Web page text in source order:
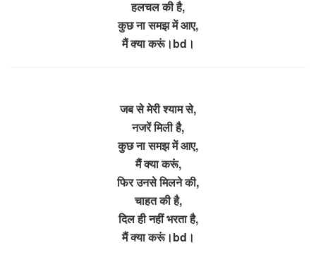
हलचल की है,
कुछ ना समझ में आए,
मैं क्या करूं।bd।
जब से मेरी श्याम से,
नजरें मिली है,
कुछ ना समझ में आए,
मैं क्या करूं,
फिर उनसे मिलने की,
चाहत की है,
दिल ही नहीं भरता है,
मैं क्या करूं।bd।